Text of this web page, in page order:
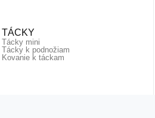
TÁCKY
Tácky mini
Tácky k podnožiam
Kovanie k táckam